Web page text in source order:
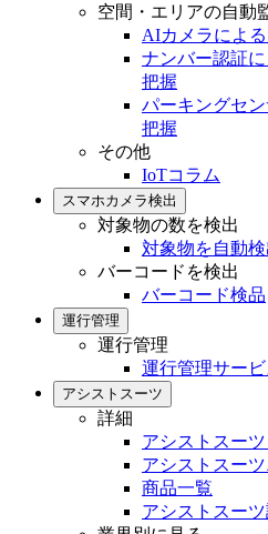
空間・エリアの自動
AIカメラによ
ナンバー認証
把握
パーキングセ
把握
その他
IoTコラム
スマホカメラ検出
対象物の数を検出
対象物を自動
バーコードを検出
バーコード検品
運行管理
運行管理
運行管理サービ
アシストスーツ
詳細
アシストスー
アシストスー
商品一覧
アシストスー